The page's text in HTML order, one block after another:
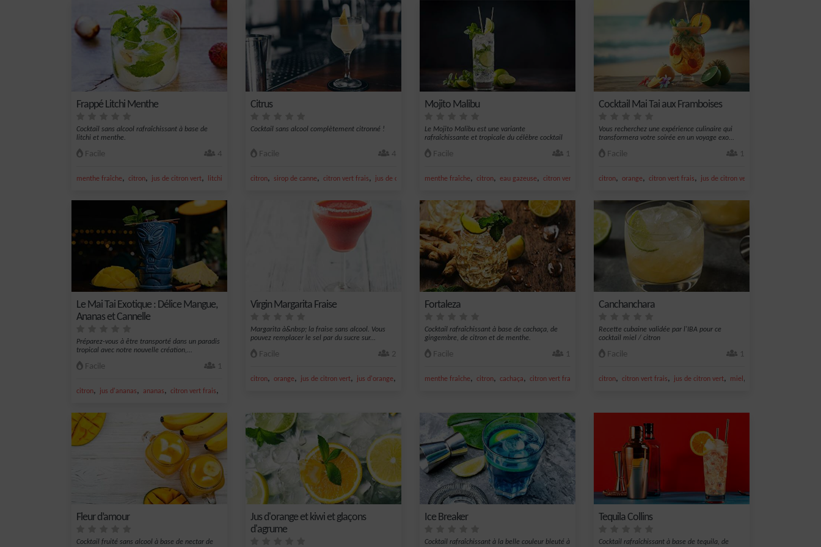
Frappé Litchi Menthe
Cocktail sans alcool rafraîchissant à base de
litchi et menthe.
Facile 4
menthe fraîche, citron, jus de citron vert, litchi sirop de litchis
Citrus
Cocktail sans alcool complètement citronné !
Facile 4
citron, sirop de canne, citron vert frais, jus de citron vert ,citron jaune
Mojito Malibu
Le Mojito Malibu est une variante
rafraîchissante et tropicale du célèbre cocktail
Facile 1
menthe fraîche, citron, eau gazeuse, citron vert frais jus de citron vert
Cocktail Mai Tai aux Framboises
Vous recherchez une expérience culinaire qui
transformera votre soirée en un voyage exo...
Facile 1
citron, orange, citron vert frais, jus de citron vert
Le Mai Tai Exotique : Délice Mangue,
Ananas et Cannelle
Préparez-vous à être transporté dans un paradis
tropical avec notre nouvelle création,...
Facile 1
citron, jus d'ananas, ananas, citron vert frais,
Virgin Margarita Fraise
Margarita à&nbsp; la fraise sans alcool. Vous
pouvez remplacer le sel par du sucre sur...
Facile 2
citron, orange, jus de citron vert, jus d'orange,
Fortaleza
Cocktail rafraîchissant à base de cachaça, de
gingembre, de citron et de menthe.
Facile 1
menthe fraîche, citron, cachaça, citron vert frais jus de citron vert
Canchanchara
Recette cubaine validée par l'IBA pour ce
cocktail miel / citron
Facile 1
citron, citron vert frais, jus de citron vert, miel ,
Fleur d’amour
Cocktail fruité sans alcool à base de nectar de
Jus d'orange et kiwi et glaçons
d'agrume
Ice Breaker
Cocktail rafraîchissant à la belle couleur bleuté à
Tequila Collins
Cocktail rafraîchissant à base de tequila, de